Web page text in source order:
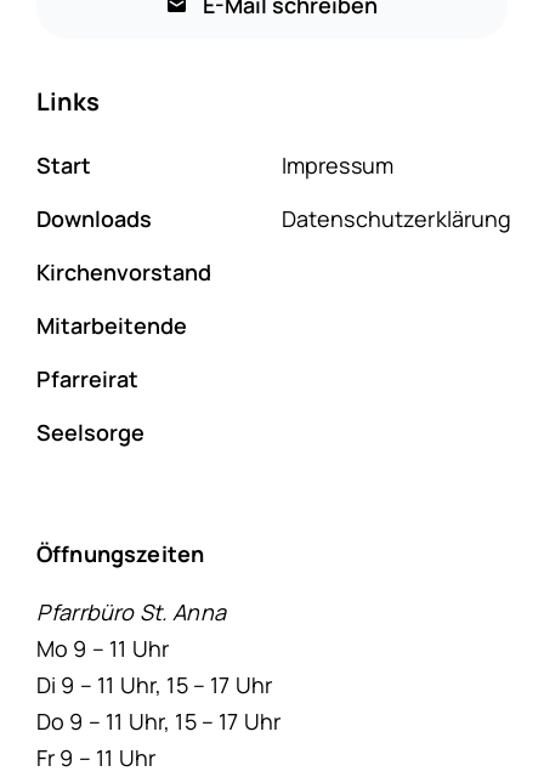
Links
Start
Downloads
Kirchenvorstand
Mitarbeitende
Pfarreirat
Seelsorge
Impressum
Datenschutzerklärung
Öffnungszeiten
Pfarrbüro St. Anna
Mo 9 – 11 Uhr
Di 9 – 11 Uhr, 15 – 17 Uhr
Do 9 – 11 Uhr, 15 – 17 Uhr
Fr 9 – 11 Uhr